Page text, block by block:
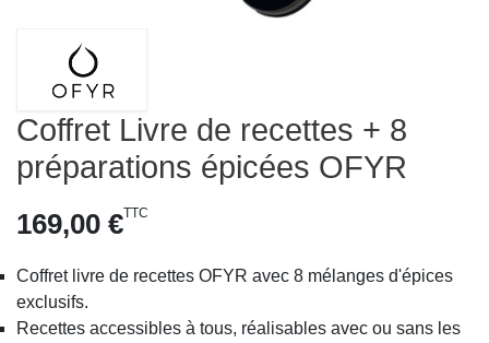
Coffret Livre de recettes + 8
préparations épicées OFYR
169,00 €TTC
Coffret livre de recettes OFYR avec 8 mélanges d'épices
exclusifs.
Recettes accessibles à tous, réalisables avec ou sans les